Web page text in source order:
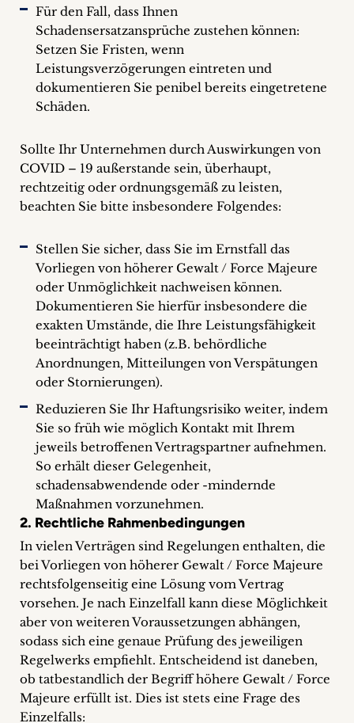
Für den Fall, dass Ihnen
Schadensersatzansprüche zustehen können:
Setzen Sie Fristen, wenn
Leistungsverzögerungen eintreten und
dokumentieren Sie penibel bereits eingetretene
Schäden.
Sollte Ihr Unternehmen durch Auswirkungen von
COVID – 19 außerstande sein, überhaupt,
rechtzeitig oder ordnungsgemäß zu leisten,
beachten Sie bitte insbesondere Folgendes:
Stellen Sie sicher, dass Sie im Ernstfall das
Vorliegen von höherer Gewalt / Force Majeure
oder Unmöglichkeit nachweisen können.
Dokumentieren Sie hierfür insbesondere die
exakten Umstände, die Ihre Leistungsfähigkeit
beeinträchtigt haben (z.B. behördliche
Anordnungen, Mitteilungen von Verspätungen
oder Stornierungen).
Reduzieren Sie Ihr Haftungsrisiko weiter, indem
Sie so früh wie möglich Kontakt mit Ihrem
jeweils betroffenen Vertragspartner aufnehmen.
So erhält dieser Gelegenheit,
schadensabwendende oder -mindernde
Maßnahmen vorzunehmen.
2. Rechtliche Rahmenbedingungen
In vielen Verträgen sind Regelungen enthalten, die
bei Vorliegen von höherer Gewalt / Force Majeure
rechtsfolgenseitig eine Lösung vom Vertrag
vorsehen. Je nach Einzelfall kann diese Möglichkeit
aber von weiteren Voraussetzungen abhängen,
sodass sich eine genaue Prüfung des jeweiligen
Regelwerks empfiehlt. Entscheidend ist daneben,
ob tatbestandlich der Begriff höhere Gewalt / Force
Majeure erfüllt ist. Dies ist stets eine Frage des
Einzelfalls: